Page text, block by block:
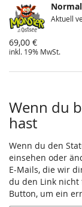
Aktuell
69,00 €
inkl. 19% MwSt.
Wenn du
hast
Wenn du den
einsehen oder
E-Mails, die wir
du den Link nicht
Button, um ein